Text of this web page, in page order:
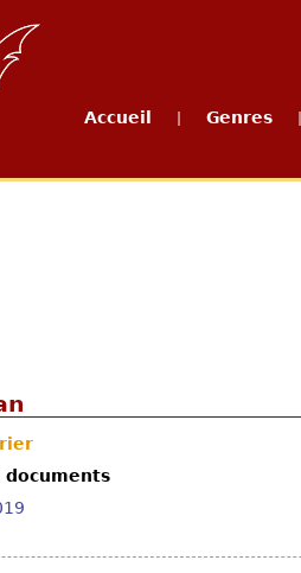
Accueil Genres
documents